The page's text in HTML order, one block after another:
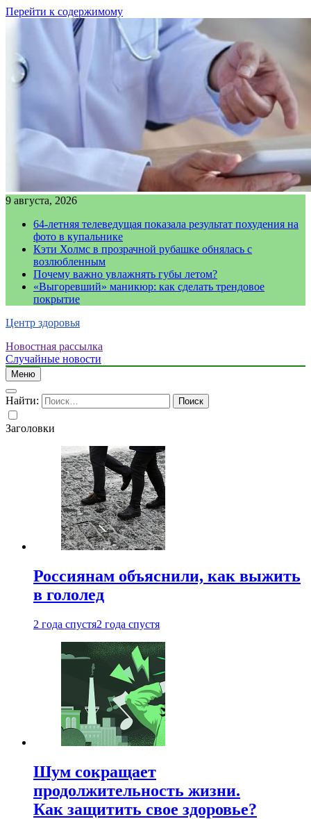
Перейти к содержимому
9 августа, 2026
64-летняя телеведущая показала результат похудения на
фото в купальнике
Кэти Холмс в прозрачной рубашке обнялась с
возлюбленным
Почему важно увлажнять губы летом?
«Выгоревший» маникюр: как сделать трендовое
покрытие
Центр здоровья
Новостная рассылка
Случайные новости
Меню
Найти:
Заголовки
Россиянам объяснили, как выжить
в гололед
2 года спустя2 года спустя
Шум сокращает
продолжительность жизни.
Как защитить свое здоровье?